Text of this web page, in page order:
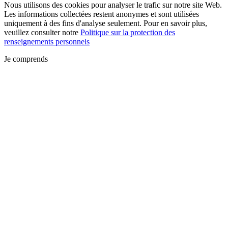
Nous utilisons des cookies pour analyser le trafic sur notre site Web.
Les informations collectées restent anonymes et sont utilisées
uniquement à des fins d'analyse seulement. Pour en savoir plus,
veuillez consulter notre Politique sur la protection des
renseignements personnels
Je comprends